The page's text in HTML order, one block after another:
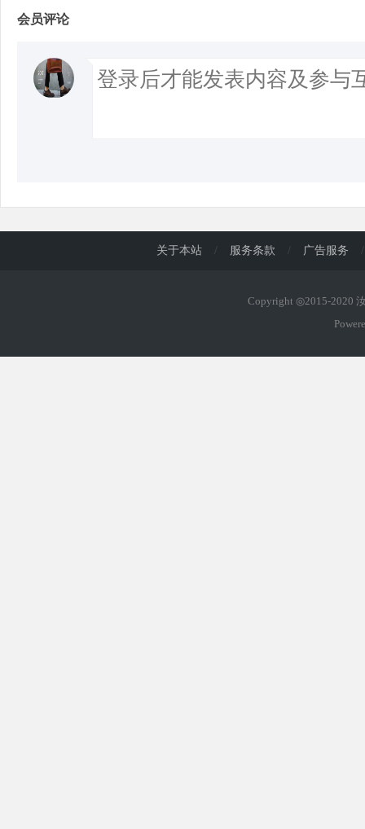
会员评论
关于本站 / 服务条款 / 广告服务 /
Copyright ◎2015-2020